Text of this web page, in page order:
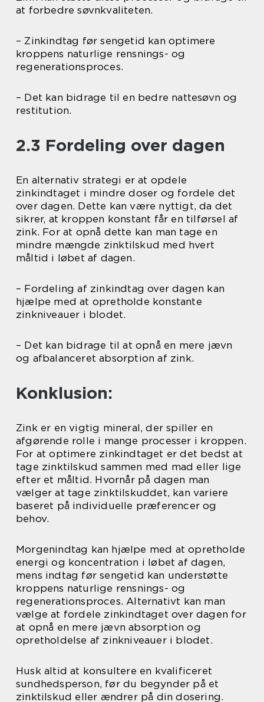
at forbedre søvnkvaliteten.
– Zinkindtag før sengetid kan optimere
kroppens naturlige rensnings- og
regenerationsproces.
– Det kan bidrage til en bedre nattesøvn og
restitution.
2.3 Fordeling over dagen
En alternativ strategi er at opdele
zinkindtaget i mindre doser og fordele det
over dagen. Dette kan være nyttigt, da det
sikrer, at kroppen konstant får en tilførsel af
zink. For at opnå dette kan man tage en
mindre mængde zinktilskud med hvert
måltid i løbet af dagen.
– Fordeling af zinkindtag over dagen kan
hjælpe med at opretholde konstante
zinkniveauer i blodet.
– Det kan bidrage til at opnå en mere jævn
og afbalanceret absorption af zink.
Konklusion:
Zink er en vigtig mineral, der spiller en
afgørende rolle i mange processer i kroppen.
For at optimere zinkindtaget er det bedst at
tage zinktilskud sammen med mad eller lige
efter et måltid. Hvornår på dagen man
vælger at tage zinktilskuddet, kan variere
baseret på individuelle præferencer og
behov.
Morgenindtag kan hjælpe med at opretholde
energi og koncentration i løbet af dagen,
mens indtag før sengetid kan understøtte
kroppens naturlige rensnings- og
regenerationsproces. Alternativt kan man
vælge at fordele zinkindtaget over dagen for
at opnå en mere jævn absorption og
opretholdelse af zinkniveauer i blodet.
Husk altid at konsultere en kvalificeret
sundhedsperson, før du begynder på et
zinktilskud eller ændrer på din dosering.